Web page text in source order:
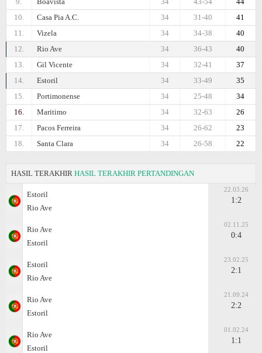
10.
Casa Pia A.C. 41
31-40
34
11.
Vizela 40
34-38
34
12.
Rio Ave 40
36-43
34
13.
Gil Vicente 37
32-41
34
14.
Estoril 35
33-49
34
15.
Portimonense 34
25-48
34
16.
Maritimo 26
32-63
34
17.
Pacos Ferreira 23
26-62
34
18.
Santa Clara 22
26-58
34
HASIL TERAKHIR HASIL TERAKHIR PERTANDINGAN
Estoril
Rio Ave
22.03.26
1:2
Rio Ave
Estoril
02.11.25
0:4
Estoril
Rio Ave
23.02.25
2:1
Rio Ave
Estoril
21.09.24
2:2
Rio Ave
Estoril
01.02.24
1:1